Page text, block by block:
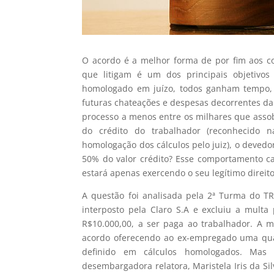
O acordo é a melhor forma de por fim aos
que litigam é um dos principais objetivos
homologado em juízo, todos ganham
futuras chateações e despesas decorrentes
processo a menos entre os milhares que
do crédito do trabalhador (reconhecido
homologação dos cálculos pelo juiz), o
50% do valor crédito? Esse comportamento
estará apenas exercendo o seu legítimo
A questão foi analisada pela 2ª Turma do
interposto pela Claro S.A e excluiu a
R$10.000,00, a ser paga ao trabalhador. A
acordo oferecendo ao ex-empregado uma
definido em cálculos homologados.
desembargadora relatora, Maristela Iris da